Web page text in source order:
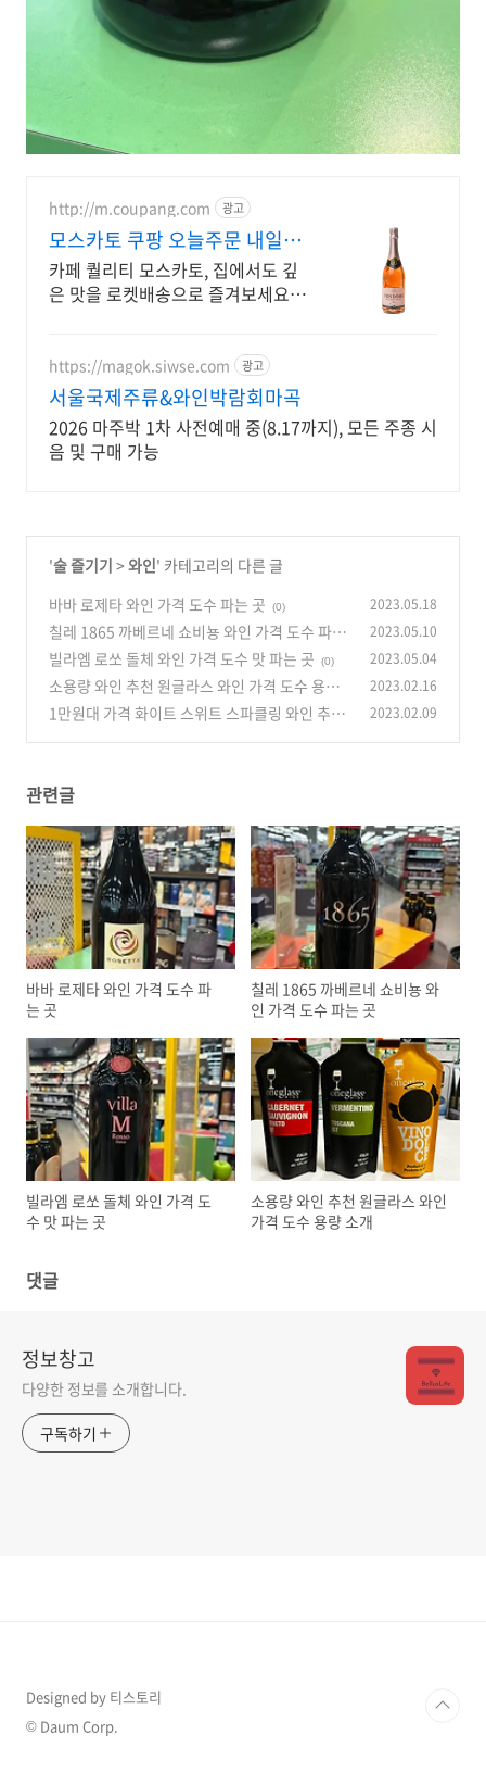
http://m.coupang.com 광고
모스카토 쿠팡 오늘주문 내일도
착 로켓배송
카페 퀄리티 모스카토, 집에서도 깊
은 맛을 로켓배송으로 즐겨보세요.
하세요.
https://magok.siwse.com 광고
서울국제주류&와인박람회마곡
2026 마주박 1차 사전예매 중(8.17까지), 모든 주종 시
음 및 구매 가능
'술 즐기기 >와인' 카테고리의 다른 글
바바 로제타 와인 가격 도수 파는 곳
(0) 2023.05.18
칠레 1865 까베르네 쇼비뇽 와인 가격 도수 파는
곳
(0)
2023.05.10
빌라엠 로쏘 돌체 와인 가격 도수 맛 파는 곳 (0) 2023.05.04
소용량 와인 추천 원글라스 와인 가격 도수 용량
소개
(0)
2023.02.16
1만원대 가격 화이트 스위트 스파클링 와인 추천
2023.02.09
관련글
바바 로제타 와인 가격 도수 파
는 곳
칠레 1865 까베르네 쇼비뇽 와
인 가격 도수 파는 곳
빌라엠 로쏘 돌체 와인 가격 도
수 맛 파는 곳
소용량 와인 추천 원글라스 와인
가격 도수 용량 소개
댓글
정보창고
다양한 정보를 소개합니다.
구독하기
Designed by 티스토리
© Daum Corp.